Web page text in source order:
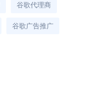
谷歌代理商
谷歌广告推广